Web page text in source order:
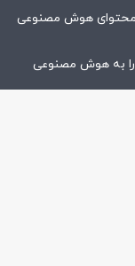
محتوای هوش مصنوعی
را به هوش مصنوعی